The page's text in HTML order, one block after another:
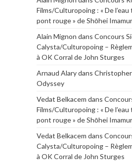
Films/Culturopoing : « De
pont rouge » de Shōhei
Alain Mignon dans Concours
Calysta/Culturopoing –
à OK Corral de John Sturges
Arnaud Alarydans
Odyssey
Vedat Belkacem dans
Films/Culturopoing : « De
pont rouge » de Shōhei
Vedat Belkacem dans
Calysta/Culturopoing –
à OK Corral de John Sturges